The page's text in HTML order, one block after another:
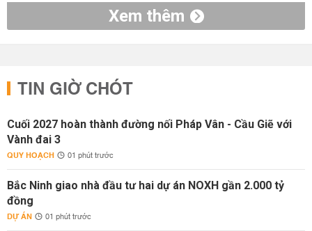
Xem thêm
TIN GIỜ CHÓT
Cuối 2027 hoàn thành đường nối Pháp Vân - Cầu Giẽ với
Vành đai 3
QUY HOẠCH 01 phút trước
Bắc Ninh giao nhà đầu tư hai dự án NOXH gần 2.000 tỷ
đồng
DỰ ÁN 01 phút trước